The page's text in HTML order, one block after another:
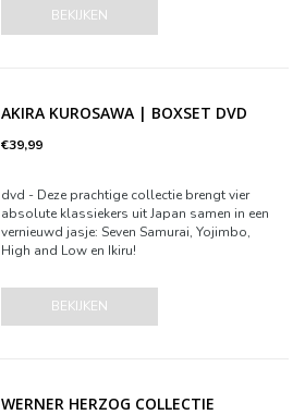
BEKIJKEN
AKIRA KUROSAWA | BOXSET DVD
€39,99
dvd - Deze prachtige collectie brengt vier
absolute klassiekers uit Japan samen in een
vernieuwd jasje: Seven Samurai, Yojimbo,
High and Low en Ikiru!
BEKIJKEN
WERNER HERZOG COLLECTIE